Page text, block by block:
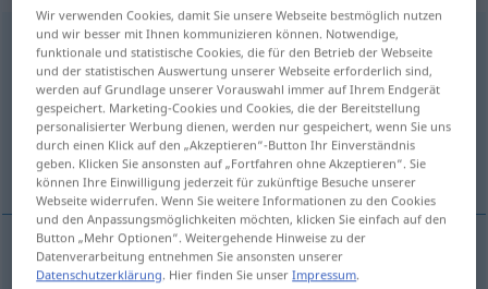
comparado [kɔmpaˈrað o]adj
Übersicht aller Übersetzungen
(Für mehr Details die Übersetzung anklicken/antippen)
vergleichend
vergleichend comparado
Wir verwenden Cookies, damit Sie unsere Webseite bestmöglich nutzen
und wir besser mit Ihnen kommunizieren können. Notwendige,
funktionale und statistische Cookies, die für den Betrieb der Webseite
und der statistischen Auswertung unserer Webseite erforderlich sind,
werden auf Grundlage unserer Vorauswahl immer auf Ihrem Endgerät
gespeichert. Marketing-Cookies und Cookies, die der Bereitstellung
personalisierter Werbung dienen, werden nur gespeichert, wenn Sie uns
durch einen Klick auf den „Akzeptieren“-Button Ihr Einverständnis
geben. Klicken Sie ansonsten auf „Fortfahren ohne Akzeptieren“. Sie
können Ihre Einwilligung jederzeit für zukünftige Besuche unserer
Webseite widerrufen. Wenn Sie weitere Informationen zu den Cookies
und den Anpassungsmöglichkeiten möchten, klicken Sie einfach auf den
Button „Mehr Optionen“. Weitergehende Hinweise zu der
Datenverarbeitung entnehmen Sie ansonsten unserer
Datenschutzerklärung. Hier finden Sie unserImpressum.